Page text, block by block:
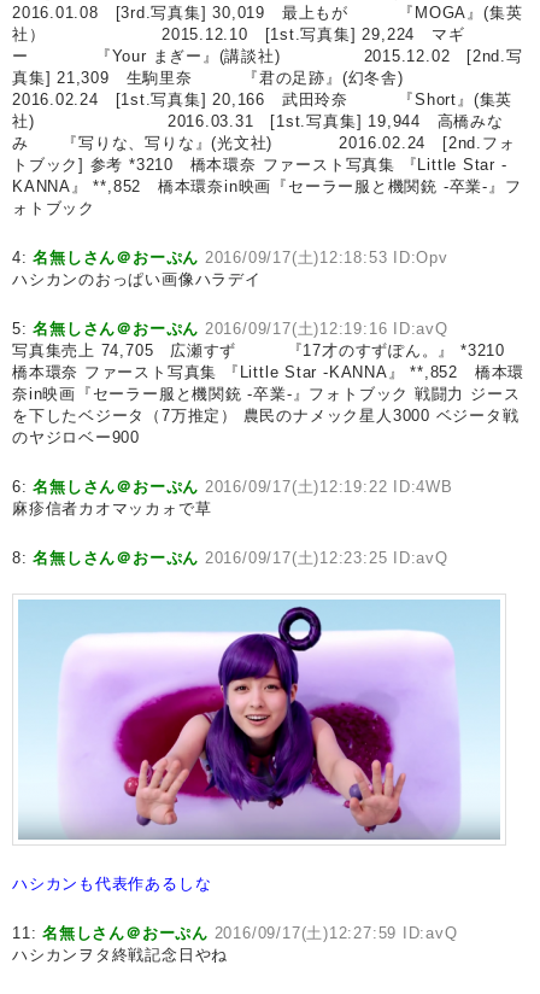
2016.01.08 [3rd.写真集] 30,019 最上もが 『MOGA』(集英
社） 2015.12.10 [1st.写真集] 29,224 マギ
ー 『Your まぎー』(講談社) 2015.12.02 [2nd.写
真集] 21,309 生駒里奈 『君の足跡』(幻冬舎)
2016.02.24 [1st.写真集] 20,166 武田玲奈 『Short』(集英
社) 2016.03.31 [1st.写真集] 19,944 高橋みな
み 『写りな、写りな』(光文社) 2016.02.24 [2nd.フォ
トブック] 参考 *3210 橋本環奈 ファースト写真集 『Little Star -
KANNA』 **,852 橋本環奈in映画『セーラー服と機関銃 -卒業-』フ
ォトブック
4:名無しさん＠おーぷん 2016/09/17(土)12:18:53 ID:Opv
ハシカンのおっぱい画像ハラデイ
5:名無しさん＠おーぷん 2016/09/17(土)12:19:16 ID:avQ
写真集売上 74,705 広瀬すず 『17才のすずぽん。』 *3210
橋本環奈 ファースト写真集 『Little Star -KANNA』 **,852 橋本環
奈in映画『セーラー服と機関銃 -卒業-』フォトブック 戦闘力 ジース
を下したベジータ（7万推定） 農民のナメック星人3000 ベジータ戦
のヤジロベー900
6:名無しさん＠おーぷん 2016/09/17(土)12:19:22 ID:4WB
麻疹信者カオマッカォで草
8:名無しさん＠おーぷん 2016/09/17(土)12:23:25 ID:avQ
ハシカンも代表作あるしな
11:名無しさん＠おーぷん 2016/09/17(土)12:27:59 ID:avQ
ハシカンヲタ終戦記念日やね